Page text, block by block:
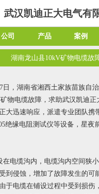
武汉凯迪正大电气有
公司 产品 案例
湖南龙山县10kV矿物电缆故
日，湖南省湘西土家族苗族自
物电缆故障，求助武汉凯迪
大迅速响应，派遣专业团队携
绝缘电阻测试仪等设备，星夜
在电缆沟内，电缆沟内空间狭
到侵蚀，增加了故障发生的可
于电缆在铺设过程中受到损伤